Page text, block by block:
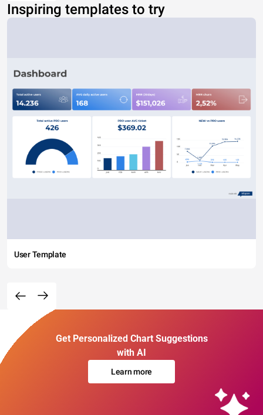
Inspiring templates to try
User Template
Get Personalized Chart Suggestions
with AI
Learn more